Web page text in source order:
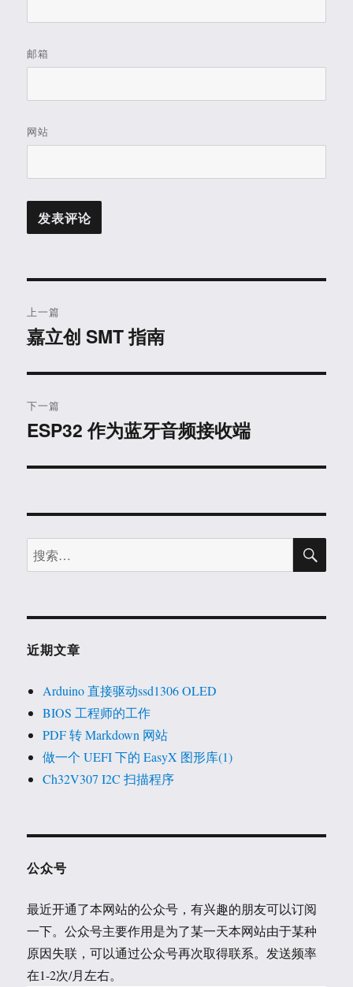
邮箱
网站
章
航
上一篇
上
文
章：
嘉立创 SMT 指南
下一篇
下
文
ESP32 作为蓝牙音频接收端
搜
索：
搜
近期文章
Arduino 直接驱动ssd1306 OLED
BIOS 工程师的工作
PDF 转 Markdown 网站
做一个 UEFI 下的 EasyX 图形库(1)
Ch32V307 I2C 扫描程序
公众号
最近开通了本网站的公众号，有兴趣的朋友可以订阅
一下。公众号主要作用是为了某一天本网站由于某种
原因失联，可以通过公众号再次取得联系。发送频率
在1-2次/月左右。